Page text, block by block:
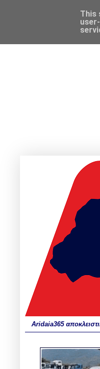
Aridaia365
This